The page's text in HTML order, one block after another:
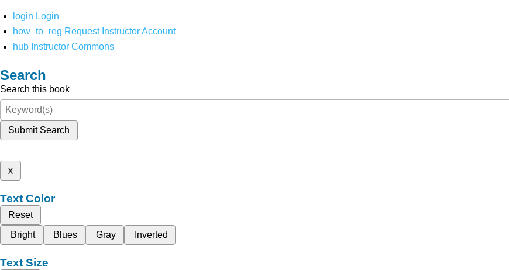
login Login
how_to_reg Request Instructor Account
hub Instructor Commons
Search
Search this book
Submit Search
x
Text Color
Reset
Bright
Blues Gray Inverted
Text Size